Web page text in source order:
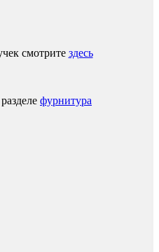
смотрите здесь
фурнитура